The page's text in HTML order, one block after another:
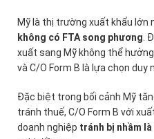
Mỹ là thị trường xuất khẩu lớn
không có FTA song phương .
xuất sang Mỹ không thể
và C/O Form B là lựa chọn
Đặc biệt trong bối cảnh Mỹ
tránh thuế, C/O Form B với
doanh nghiệp tránh bị nhầm